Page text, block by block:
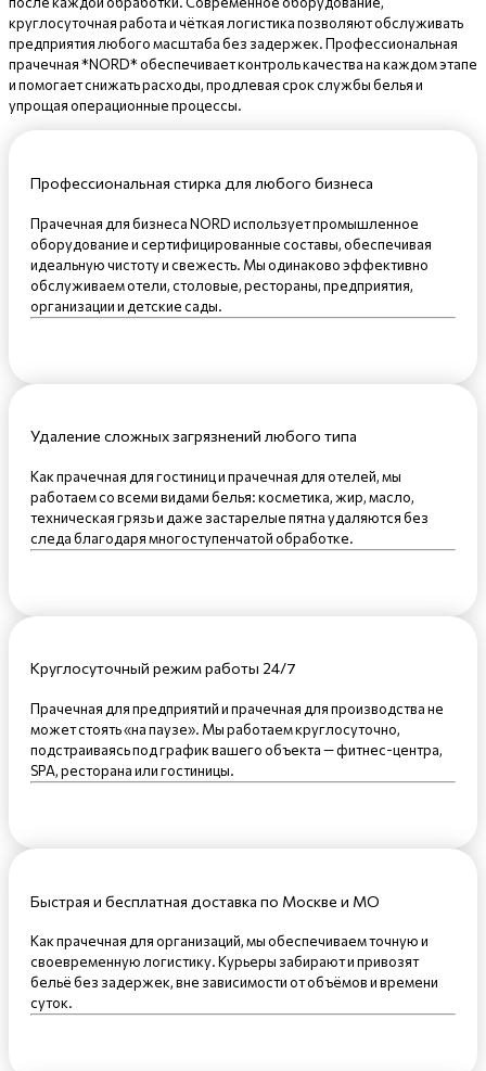
круглосуточная работа и чёткая логистика позволяют обслуживать
предприятия любого масштаба без задержек. Профессиональная
прачечная *NORD* обеспечивает контроль качества на каждом этапе
и помогает снижать расходы, продлевая срок службы белья и
упрощая операционные процессы.
Профессиональная стирка для любого бизнеса
Прачечная для бизнеса NORD использует промышленное
оборудование и сертифицированные составы, обеспечивая
идеальную чистоту и свежесть. Мы одинаково эффективно
обслуживаем отели, столовые, рестораны, предприятия,
организации и детские сады.
Удаление сложных загрязнений любого типа
Как прачечная для гостиниц и прачечная для отелей, мы
работаем со всеми видами белья: косметика, жир, масло,
техническая грязь и даже застарелые пятна удаляются без
следа благодаря многоступенчатой обработке.
Круглосуточный режим работы 24/7
Прачечная для предприятий и прачечная для производства не
может стоять «на паузе». Мы работаем круглосуточно,
подстраиваясь под график вашего объекта — фитнес-центра,
SPA, ресторана или гостиницы.
Быстрая и бесплатная доставка по Москве и МО
Как прачечная для организаций, мы обеспечиваем точную и
своевременную логистику. Курьеры забирают и привозят
бельё без задержек, вне зависимости от объёмов и времени
суток.